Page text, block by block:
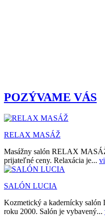
POZÝVAME VÁS
RELAX MASÁŽ
Masážny salón RELAX
prijateľné ceny. Relaxácia je...
SALÓN LUCIA
Kozmetický a kadernícky salón
roku 2000. Salón je vybavený...